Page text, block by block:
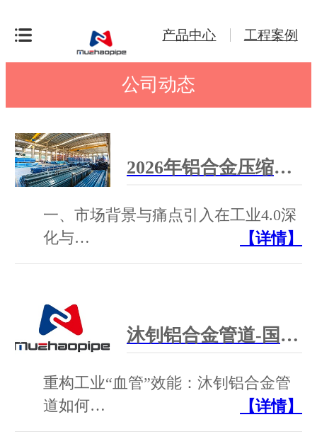
产品中心 工程案例
公司动态
2026年铝合金压缩空气管道厂家汇总 | 支持非标定制，全国上门安装
一、市场背景与痛点引入在工业4.0深
化与…
【详情】
沐钊铝合金管道-国产压缩空气铝合金管道方案提供商
重构工业“血管”效能：沐钊铝合金管
道如何…
【详情】